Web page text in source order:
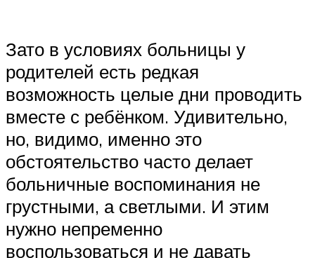
Зато в условиях больницы у
родителей есть редкая
возможность целые дни проводить
вместе с ребёнком. Удивительно,
но, видимо, именно это
обстоятельство часто делает
больничные воспоминания не
грустными, а светлыми. И этим
нужно непременно
воспользоваться и не давать